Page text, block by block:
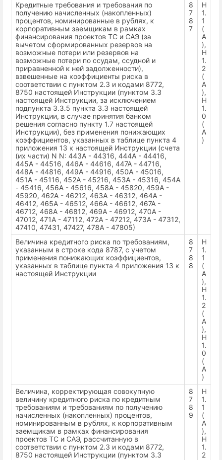
Кредитные требования и требования по
получению начисленных (накопленных)
процентов, номинированные в рублях, к
корпоративным заемщикам в рамках
финансирования проектов ТС и САЭ (за
вычетом сформированных резервов на
возможные потери или резервов на
возможные потери по ссудам, ссудной и
приравненной к ней задолженности),
взвешенные на коэффициенты риска в
соответствии с пунктом 2.3 и кодами 8772,
8750 настоящей Инструкции (пунктом 3.3
настоящей Инструкции, за исключением
подпункта 3.3.5 пункта 3.3 настоящей
Инструкции, в случае принятия банком
решения согласно пункту 1.7 настоящей
Инструкции), без применения понижающих
коэффициентов, указанных в таблице пункта 4
приложения 13 к настоящей Инструкции (счета
(их части) N N: 443А - 44316, 444А - 44416,
445А - 44516, 446А - 44616, 447А - 44716,
448А - 44816, 449А - 44916, 450А - 45016,
451А - 45116, 452А - 45216, 453А - 45316, 454А
- 45416, 456А - 45616, 458А - 45820, 459А -
45920, 462А - 46212, 463А - 46312, 464А -
46412, 465А - 46512, 466А - 46612, 467А -
46712, 468А - 46812, 469А - 46912, 470А -
47012, 471А - 47112, 472А - 47212, 473А - 47312,
47410, 47431, 47427, 478А - 47805)
8
7
8
7
Н
1.
1
(
А
),
Н
1.
2
(
А
),
Н
1.
0
(
А
)
Величина кредитного риска по требованиям,
указанным в строке кода 8787, с учетом
применения понижающих коэффициентов,
указанных в таблице пункта 4 приложения 13 к
настоящей Инструкции
8
7
8
8
Н
1.
1
(
А
),
Н
1.
2
(
А
),
Н
1.
0
(
А
)
Величина, корректирующая совокупную
величину кредитного риска по кредитным
требованиям и требованиям по получению
начисленных (накопленных) процентов,
номинированным в рублях, к корпоративным
заемщикам в рамках финансирования
проектов ТС и САЭ, рассчитанную в
соответствии с пунктом 2.3 и кодами 8772,
8750 настоящей Инструкции (пунктом 3.3
8
7
8
9
Н
1.
1
(
А
),
Н
1.
2